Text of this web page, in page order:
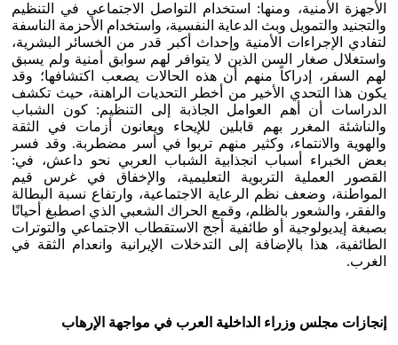
الأجهزة الأمنية، ومنها: استخدام التواصل الاجتماعي في التنظيم
والتجنيد والتمويل وبث الدعاية النفسية، واستخدام الأحزمة الناسفة
لتفادي الإجراءات الأمنية وإحداث أكبر قدر من الخسائر البشرية،
واستغلال صغار السن الذين لا يتوافر لهم سوابق أمنية ولم يسبق
لهم السفر، إدراكاً منهم أن هذه الحالات يصعب اكتشافها؛ وقد
يكون هذا التحدي الأخير من أخطر التحديات الراهنة، حيث تكشف
الدراسات أن أهم العوامل الجاذبة إلى التنظيم: كون الشباب
والناشئة المغرر بهم قابلين للإيحاء ويعانون أزمات في الثقة
والهوية والانتماء، وكثير منهم تربوا في أسر مضطربة. وقد فسر
بعض الخبراء أسباب انجذابية الشباب العربي نحو داعش، في:
القصور العملية التربوية التعليمية، والإخفاق في غرس قيم
المواطنة، وضعف نظم الرعاية الاجتماعية، وارتفاع نسبة البطالة
والفقر، والشعور بالظلم، وقمع الحراك الشعبي الذي اصطبغ أحيانًا
بصبغة إيديولوجية أو طائفية أجج الاستقطاب الاجتماعي والتوترات
الطائفية، هذا بالإضافة إلى التدخلات الإيرانية وانعدام الثقة في
الغرب.
إنجازات مجلس وزراء الداخلية العرب في مواجهة الإرهاب